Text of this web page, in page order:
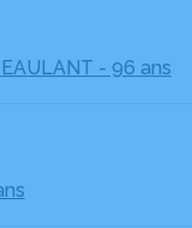
- 96 ans